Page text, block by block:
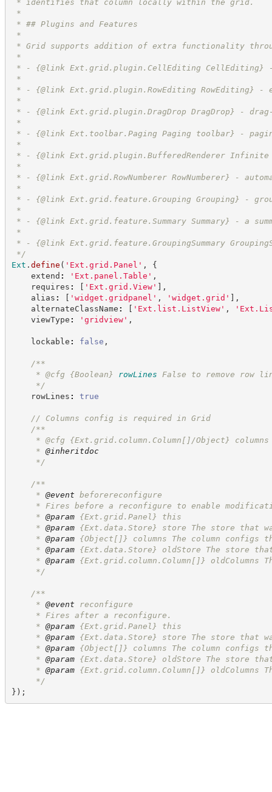
* identifies that column locally within the grid.
*
* ## Plugins and Features
*
* Grid supports addition of extra functionality
*
* - {@link Ext.grid.plugin.CellEditing CellEditing}
*
* - {@link Ext.grid.plugin.RowEditing RowEditing} -
*
* - {@link Ext.grid.plugin.DragDrop DragDrop} -
*
* - {@link Ext.toolbar.Paging Paging toolbar} -
*
* - {@link Ext.grid.plugin.BufferedRenderer Infinite
*
* - {@link Ext.grid.RowNumberer RowNumberer} -
*
* - {@link Ext.grid.feature.Grouping Grouping} -
*
* - {@link Ext.grid.feature.Summary Summary} - a
*
* - {@link Ext.grid.feature.GroupingSummary
*/
Ext . define ( ' Ext.grid.Panel ' ,
{
extend : ' Ext.panel.Table ' ,
requires : [ ' Ext.grid.View' ] ,
alias : [ ' widget.gridpanel ' , ' widget.grid ' ] ,
alternateClassName : [ ' Ext.list.ListView' , '
viewType : ' gridview' ,
lockable : false ,
/**
* @cfg {Boolean} rowLines
False to remove row
*/
rowLines : true
// Columns config is required in Grid
/**
* @cfg {Ext.grid.column.Column[]/Object} columns
* @inheritdoc
*/
/**
* @event beforereconfigure
* Fires before a reconfigure to enable
* @param {Ext.grid.Panel} this
* @param {Ext.data.Store} store The store that
* @param {Object[]} columns The column configs
* @param {Ext.data.Store} oldStore The store
* @param {Ext.grid.column.Column[]} oldColumns
*/
/**
* @event reconfigure
* Fires after a reconfigure.
* @param {Ext.grid.Panel} this
* @param {Ext.data.Store} store The store that
* @param {Object[]} columns The column configs
* @param {Ext.data.Store} oldStore The store that
* @param {Ext.grid.column.Column[]} oldColumns
*/
} ) ;